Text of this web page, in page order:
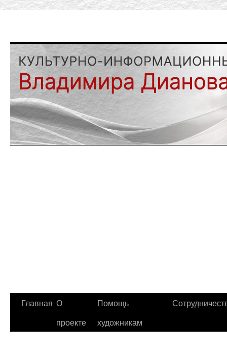
Главная О
проекте
Помощь
художникам